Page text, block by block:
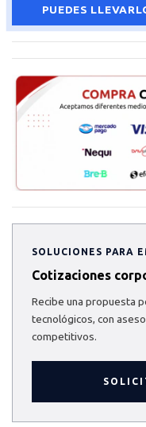
PUEDES
SOLUCIONES PARA
Cotizaciones
Recibe una propuesta
tecnológicos, con
competitivos.